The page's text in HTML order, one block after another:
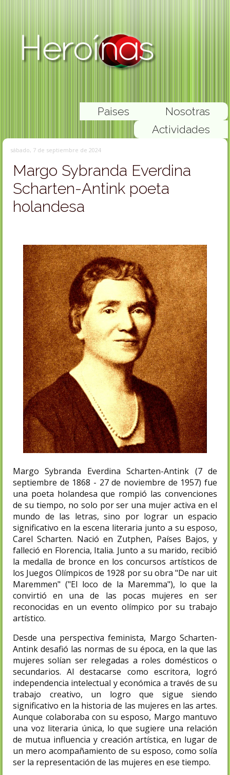
Nosotras
Paises
Actividades
sábado, 7 de septiembre de 2024
Margo Sybranda Everdina
Scharten-Antink poeta
holandesa
Margo Sybranda Everdina Scharten-Antink (7 de
septiembre de 1868 - 27 de noviembre de 1957) fue
una poeta holandesa que rompió las convenciones
de su tiempo, no solo por ser una mujer activa en el
mundo de las letras, sino por lograr un espacio
significativo en la escena literaria junto a su esposo,
Carel Scharten. Nació en Zutphen, Países Bajos, y
falleció en Florencia, Italia. Junto a su marido, recibió
la medalla de bronce en los concursos artísticos de
los Juegos Olímpicos de 1928 por su obra "De nar uit
Maremmen" ("El loco de la Maremma"), lo que la
convirtió en una de las pocas mujeres en ser
reconocidas en un evento olímpico por su trabajo
artístico.
Desde una perspectiva feminista, Margo Scharten-
Antink desafió las normas de su época, en la que las
mujeres solían ser relegadas a roles domésticos o
secundarios. Al destacarse como escritora, logró
independencia intelectual y económica a través de su
trabajo creativo, un logro que sigue siendo
significativo en la historia de las mujeres en las artes.
Aunque colaboraba con su esposo, Margo mantuvo
una voz literaria única, lo que sugiere una relación
de mutua influencia y creación artística, en lugar de
un mero acompañamiento de su esposo, como solía
ser la representación de las mujeres en ese tiempo.